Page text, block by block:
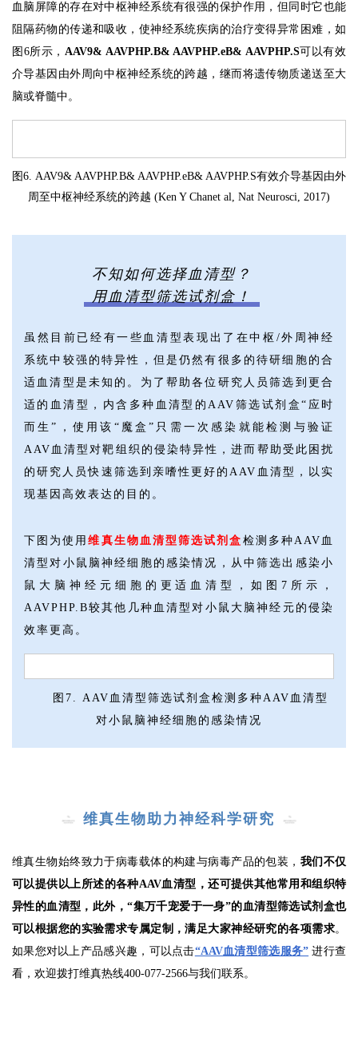
血脑屏障的存在对中枢神经系统有很强的保护作用，但同时它也能
阻隔药物的传递和吸收，使神经系统疾病的治疗变得异常困难，如
图6所示， AAV9& AAVPHP.B& AAVPHP.eB& AAVPHP.S可以有效
介导基因由外周向中枢神经系统的跨越，继而将遗传物质递送至大
脑或脊髓中。
图6. AAV9& AAVPHP.B& AAVPHP.eB& AAVPHP.S有效介导基因由外
周至中枢神经系统的跨越 (Ken Y Chanet al, Nat Neurosci, 2017)
不知如何选择血清型？
用血清型筛选试剂盒！
虽然目前已经有一些血清型表现出了在中枢/外周神经
系统中较强的特异性，但是仍然有很多的待研细胞的合
适血清型是未知的。为了帮助各位研究人员筛选到更合
适的血清型，内含多种血清型的AAV筛选试剂盒“应时
而生”，使用该“魔盒”只需一次感染就能检测与验证
AAV血清型对靶组织的侵染特异性，进而帮助受此困扰
的研究人员快速筛选到亲嗜性更好的AAV血清型，以实
现基因高效表达的目的。
下图为使用维真生物血清型筛选试剂盒 检测多种AAV血
清型对小鼠脑神经细胞的感染情况，从中筛选出感染小
鼠大脑神经元细胞的更适血清型，如图7所示，
AAVPHP.B较其他几种血清型对小鼠大脑神经元的侵染
效率更高。
图7. AAV血清型筛选试剂盒检测多种AAV血清型
对小鼠脑神经细胞的感染情况
维真生物助力神经科学研究
维真生物始终致力于病毒载体的构建与病毒产品的包装， 我们不仅
可以提供以上所述的各种AAV血清型，还可提供其他常用和组织特
异性的血清型，此外，“集万千宠爱于一身”的血清型筛选试剂盒也
可以根据您的实验需求专属定制，满足大家神经研究的各项需求。
如果您对以上产品感兴趣，可以点击“AAV血清型筛选服务” 进行查
看，欢迎拨打维真热线400-077-2566与我们联系 。